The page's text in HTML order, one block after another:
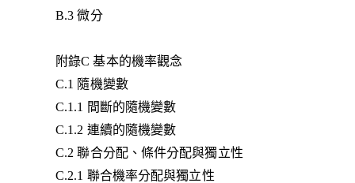
B.3 微分
附錄C 基本的機率觀念
C.1 隨機變數
C.1.1 間斷的隨機變數
C.1.2 連續的隨機變數
C.2 聯合分配、條件分配與獨立性
C.2.1 聯合機率分配與獨立性